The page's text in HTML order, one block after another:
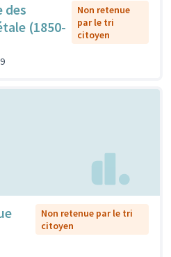
des
(1850-
Non retenue
par le tri
citoyen
9
Non retenue par le tri
citoyen